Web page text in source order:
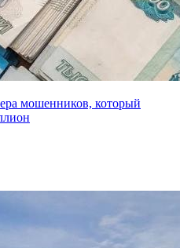
мошенников, который